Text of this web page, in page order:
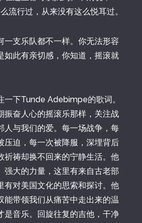
流行过，从来没有这么悦耳过。
一支乐队都不一样。你无法形容
如此有亲切感，你知道，摇滚就
一下Tunde Adebimpe的歌词。
振奋人心的摇滚乐那样，关注战
人与我们的爱。每一场战争，每
压迫，每一次被降服，深埋背后
祈祷却换不回来的宁静生活。他
强大的力量，这里有来自古老部
有对美国文化的思索和探讨。他
能带领我们从痛苦中走出来的温
是音乐。回旋往复的吉他，干净